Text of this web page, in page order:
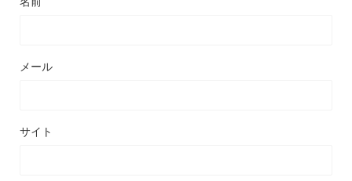
メール
サイト